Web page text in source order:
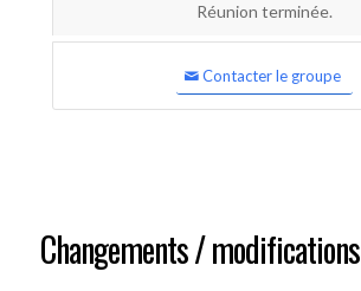
Réunion terminée.
Contacter le groupe
Changements / modifications